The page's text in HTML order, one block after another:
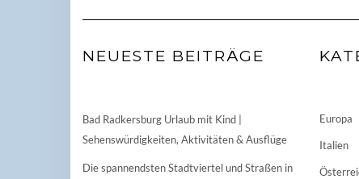
NEUESTE BEITRÄGE
Bad Radkersburg Urlaub mit Kind |
Sehenswürdigkeiten, Aktivitäten & Ausflüge
Die spannendsten Stadtviertel und Straßen in
Europa
Italien